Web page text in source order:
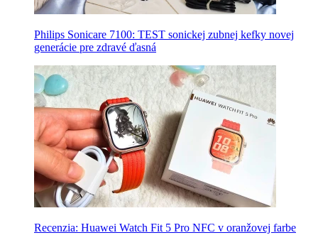
Philips Sonicare 7100: TEST sonickej zubnej kefky novej
generácie pre zdravé ďasná
Recenzia: Huawei Watch Fit 5 Pro NFC v oranžovej farbe